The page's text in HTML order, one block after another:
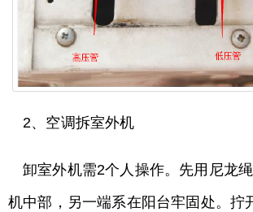
2、空调拆室外机
卸室外机需2个人操作。先用尼龙
机中部，另一端系在阳台牢固处。拧